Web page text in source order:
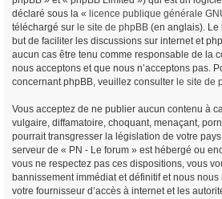
déclaré sous la « licence publique générale
téléchargé sur le site de phpBB (en anglais). Le
but de faciliter les discussions sur internet et
aucun cas être tenu comme responsable de la
nous acceptons et que nous n’acceptons pas.
concernant phpBB, veuillez consulter le site de
Vous acceptez de ne publier aucun contenu à
vulgaire, diffamatoire, choquant, menaçant,
pourrait transgresser la législation de votre
serveur de « PN - Le forum » est hébergé ou
vous ne respectez pas ces dispositions, vous
bannissement immédiat et définitif et nous nous
votre fournisseur d’accès à internet et les